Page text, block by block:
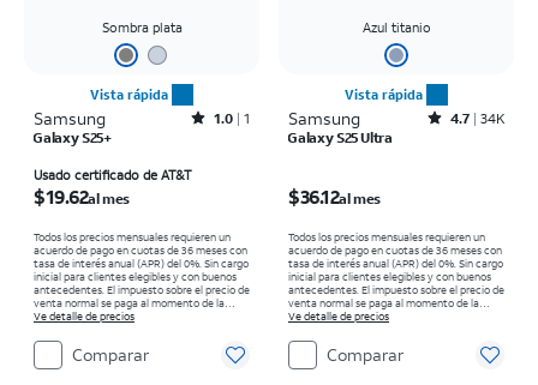
Sombra plata
Vista rápida
Samsung Rated1out of 5 stars with1reviews
1.0 1
Galaxy S25+
Usado certificado de AT&T
$19.62al mes
Todos los precios mensuales requieren un
acuerdo de pago en cuotas de 36 meses con
tasa de interés anual (APR) del 0%. Sin cargo
inicial para clientes elegibles y con buenos
antecedentes. El impuesto sobre el precio de
venta normal se paga al momento de la
compra. Existen restricciones.
Ve detalle de precios
Comparar
Azul titanio
Vista rápida
Samsung Rated4.7out of 5 stars with34647reviews
4.7 34K
Galaxy S25 Ultra
$36.12al mes
Todos los precios mensuales requieren un
acuerdo de pago en cuotas de 36 meses con
tasa de interés anual (APR) del 0%. Sin cargo
inicial para clientes elegibles y con buenos
antecedentes. El impuesto sobre el precio de
venta normal se paga al momento de la
compra. Existen restricciones.
Ve detalle de precios
Comparar